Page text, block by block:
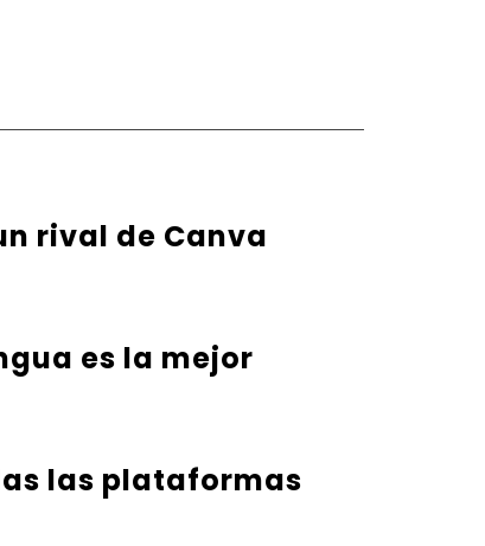
rival de Canva
es la mejor
las plataformas